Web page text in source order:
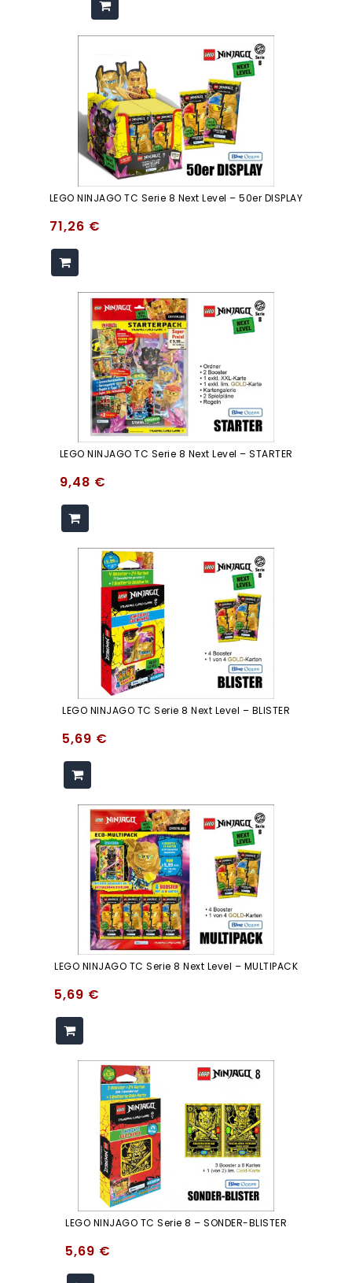
LEGO NINJAGO TC Serie 8 Next Level – 50er DISPLAY
71,26 €
LEGO NINJAGO TC Serie 8 Next Level – STARTER
9,48 €
LEGO NINJAGO TC Serie 8 Next Level – BLISTER
5,69 €
LEGO NINJAGO TC Serie 8 Next Level – MULTIPACK
5,69 €
LEGO NINJAGO TC Serie 8 – SONDER-BLISTER
5,69 €